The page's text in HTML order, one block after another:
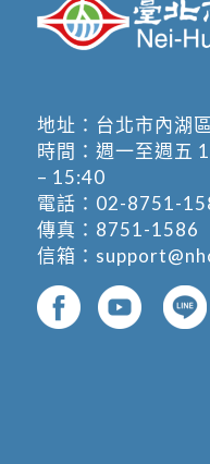
地址： 台北市內湖
時間：週一至週五
– 15:40
電話： 02-8751-
傳真：8751-1586
信箱：